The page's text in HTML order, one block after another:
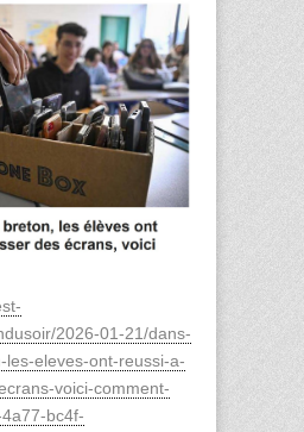
2026-01-21/dans-
les-eleves-ont-reussi-a-
voici-comment-
bc4f-